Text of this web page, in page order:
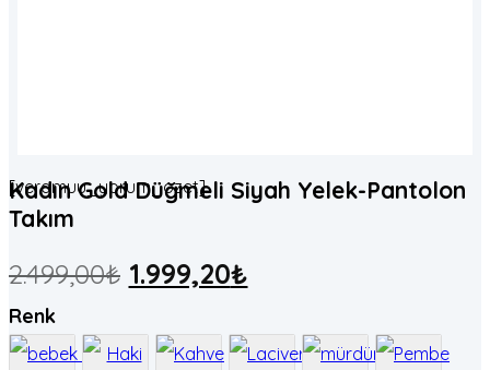
[veramuu_yorum_ozet]
Kadın Gold Düğmeli Siyah Yelek-Pantolon
Takım
2.499,00₺ 1.999,20₺
Renk